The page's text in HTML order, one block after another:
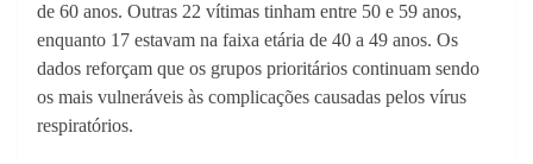
de 60 anos. Outras 22 vítimas tinham entre 50 e 59 anos,
enquanto 17 estavam na faixa etária de 40 a 49 anos. Os
dados reforçam que os grupos prioritários continuam sendo
os mais vulneráveis às complicações causadas pelos vírus
respiratórios.